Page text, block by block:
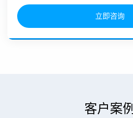
立即咨询
客户案例